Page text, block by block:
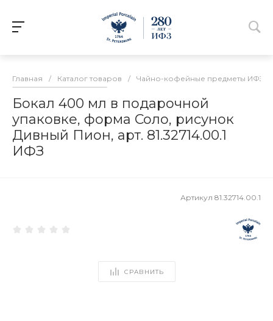
Главная / Каталог товаров / Чайно-кофейные предметы ИФЗ
Бокал 400 мл в подарочной
упаковке, форма Соло, рисунок
Дивный Пион, арт. 81.32714.00.1
ИФЗ
Артикул 81.32714.00.1
СРАВНИТЬ